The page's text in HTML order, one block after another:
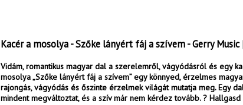
Kacér a mosolya - Szőke lányért fáj a szívem - Gerry
Vidám, romantikus magyar dal a szerelemről, vágyódásról és egy
mosolya „Szőke lányért fáj a szívem” egy könnyed, érzelmes
rajongás, vágyódás és őszinte érzelmek világát mutatja meg. Egy
mindent megváltoztat, és a szív már nem kérdez tovább. ?